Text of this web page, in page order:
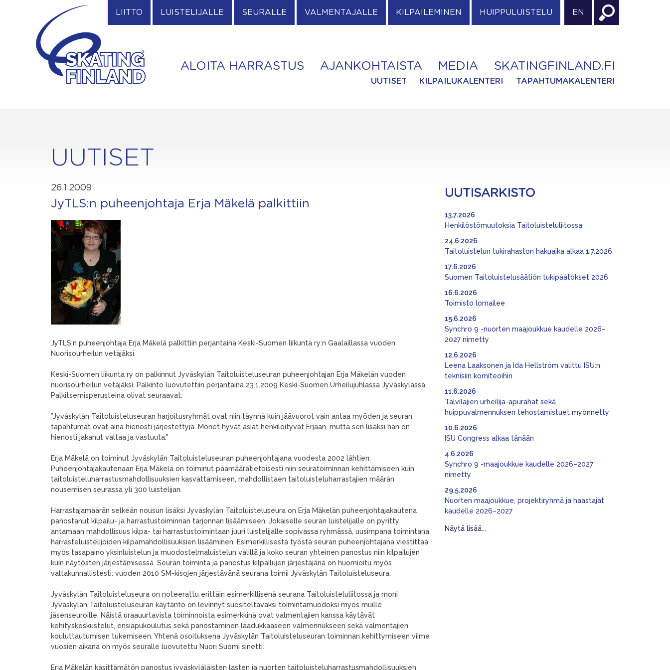
LIITTO LUISTELIJALLE SEURALLE VALMENTAJALLE KILPAILEMINEN HUIPPULUISTELU EN
ALOITA HARRASTUS AJANKOHTAISTA MEDIA SKATINGFINLAND.FI
UUTISET KILPAILUKALENTERI TAPAHTUMAKALENTERI
UUTISET
26.1.2009
JyTLS:n puheenjohtaja Erja Mäkelä palkittiin
JyTLS:n puheenjohtaja Erja Mäkelä palkittiin perjantaina Keski-Suomen liikunta ry:n Gaalaillassa vuoden
Nuorisourheilun vetäjäksi.
Keski-Suomen liikunta ry on palkinnut Jyväskylän Taitoluisteluseuran puheenjohtajan Erja Mäkelän vuoden
nuorisourheilun vetäjäksi. Palkinto luovutettiin perjantaina 23.1.2009 Keski-Suomen Urheilujuhlassa Jyväskylässä.
Palkitsemisperusteina olivat seuraavat:
”Jyväskylän Taitoluisteluseuran harjoitusryhmät ovat niin täynnä kuin jäävuorot vain antaa myöden ja seuran
tapahtumat ovat aina hienosti järjestettyjä. Monet hyvät asiat henkilöityvät Erjaan, mutta sen lisäksi hän on
hienosti jakanut valtaa ja vastuuta."
Erja Mäkelä on toiminut Jyväskylän Taitoluisteluseuran puheenjohtajana vuodesta 2002 lähtien.
Puheenjohtajakautenaan Erja Mäkelä on toiminut päämäärätietoisesti niin seuratoiminnan kehittämiseen kuin
taitoluisteluharrastusmahdollisuuksien kasvattamiseen, mahdollistaen taitoluisteluharrastajien määrän
nousemisen seurassa yli 300 luistelijan.
Harrastajamäärän selkeän nousun lisäksi Jyväskylän Taitoluisteluseura on Erja Mäkelän puheenjohtajakautena
panostanut kilpailu- ja harrastustoiminnan tarjonnan lisäämiseen. Jokaiselle seuran luistelijalle on pyritty
antamaan mahdollisuus kilpa- tai harrastustoimintaan juuri luistelijalle sopivassa ryhmässä, uusimpana toimintana
harrasteluistelijoiden kilpamahdollisuuksien lisääminen. Esimerkillisestä työstä seuran puheenjohtajana viestittää
myös tasapaino yksinluistelun ja muodostelmaluistelun välillä ja koko seuran yhteinen panostus niin kilpailujen
kuin näytösten järjestämisessä. Seuran toiminta ja panostus kilpailujen järjestäjänä on huomioitu myös
valtakunnallistesti: vuoden 2010 SM-kisojen järjestävänä seurana toimii Jyväskylän Taitoluisteluseura.
Jyväskylän Taitoluisteluseura on noteerattu erittäin esimerkillisenä seurana Taitoluisteluliitossa ja moni
Jyväskylän Taitoluisteluseuran käytäntö on levinnyt suositeltavaksi toimintamuodoksi myös muille
jäsenseuroille. Näistä uraauurtavista toiminnoista esimerkkinä ovat valmentajien kanssa käytävät
kehityskeskustelut, ensiapukoulutus sekä panostaminen laadukkaaseen valmennukseen sekä valmentajien
kouluttautumisen tukemiseen. Yhtenä osoituksena Jyväskylän Taitoluisteluseuran toiminnan kehittymiseen viime
vuosien aikana on myös seuralle luovutettu Nuori Suomi sinetti.
Erja Mäkelän käsittämätön panostus jyväskyläläisten lasten ja nuorten taitoluisteluharrastusmahdollisuuksien
UUTISARKISTO
Henkilöstömuutoksia Taitoluisteluliitossa
13.7.2026
Taitoluistelun tukirahaston hakuaika alkaa 1.7.2026
24.6.2026
Suomen Taitoluistelusäätiön tukipäätökset 2026
17.6.2026
Toimisto lomailee
16.6.2026
Synchro 9 -nuorten maajoukkue kaudelle 2026–
2027 nimetty
15.6.2026
Leena Laaksonen ja Ida Hellström valittu ISU:n
teknisiin komiteoihin
12.6.2026
Talvilajien urheilija-apurahat sekä
huippuvalmennuksen tehostamistuet myönnetty
11.6.2026
ISU Congress alkaa tänään
10.6.2026
Synchro 9 -maajoukkue kaudelle 2026–2027
nimetty
4.6.2026
Nuorten maajoukkue, projektiryhmä ja haastajat
kaudelle 2026–2027
29.5.2026
Näytä lisää...